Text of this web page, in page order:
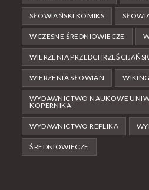
SŁOWIAŃSKI KOMIKS
WCZESNE ŚREDNIOWIECZE
WIERZENIA
WIERZENIA SŁOWIAN
WYDAWNICTWO NAUKOWE
KOPERNIKA
WYDAWNICTWO REPLIKA
ŚREDNIOWIECZE